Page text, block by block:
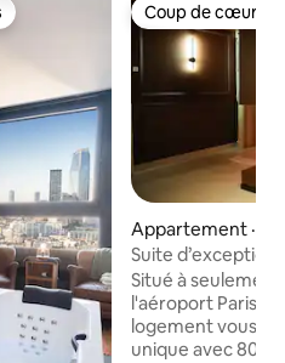
les plus aimésCoup de cœur
Coup de cœur
Appartement ·
Suite d’exception
Situé à
l'aéroport Paris-
logement vous
unique avec